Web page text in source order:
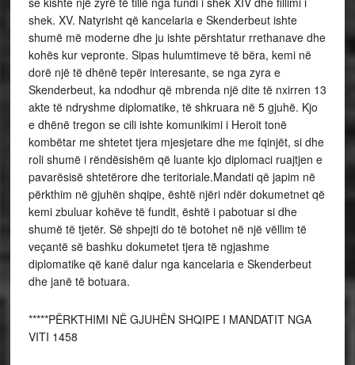
shek. XV. Natyrisht që kancelaria e Skenderbeut ishte
shumë më moderne dhe ju ishte përshtatur rrethanave dhe
kohës kur vepronte. Sipas hulumtimeve të bëra, kemi në
dorë një të dhënë tepër interesante, se nga zyra e
Skenderbeut, ka ndodhur që mbrenda një dite të nxirren 13
akte të ndryshme diplomatike, të shkruara në 5 gjuhë. Kjo
e dhënë tregon se cili ishte komunikimi i Heroit tonë
kombëtar me shtetet tjera mjesjetare dhe me fqinjët, si dhe
roli shumë i rëndësishëm që luante kjo diplomaci ruajtjen e
pavarësisë shtetërore dhe teritoriale.Mandati që japim në
përkthim në gjuhën shqipe, është njëri ndër dokumetnet që
kemi zbuluar kohëve të fundit, është i pabotuar si dhe
shumë të tjetër. Së shpejti do të botohet në një vëllim të
veçantë së bashku dokumetet tjera të ngjashme
diplomatike që kanë dalur nga kancelaria e Skenderbeut
dhe janë të botuara.
*****PËRKTHIMI NË GJUHËN SHQIPE I MANDATIT NGA
VITI 1458